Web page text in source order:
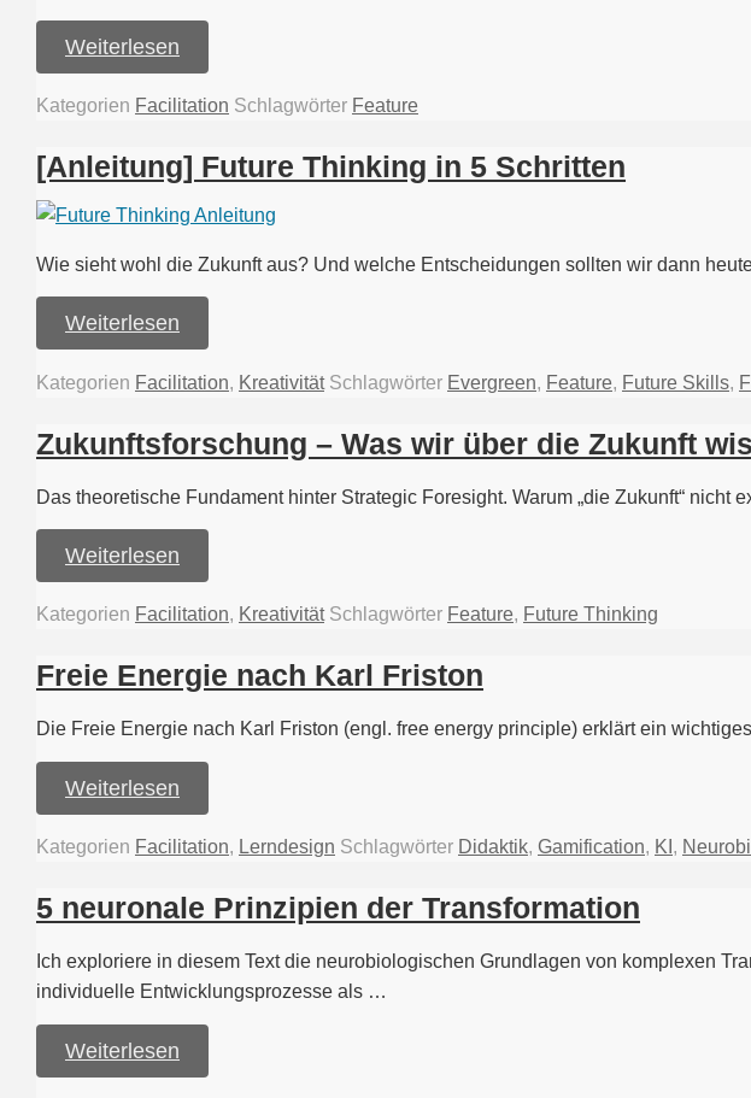
Weiterlesen
Kategorien Facilitation Schlagwörter Feature
[Anleitung] Future Thinking in 5 Schritten
Wie sieht wohl die Zukunft aus? Und welche Entscheidungen sollten wir dann
Weiterlesen
Kategorien Facilitation, Kreativität Schlagwörter Evergreen, Feature, Future Skills,
Zukunftsforschung – Was wir über die Zukunft
Das theoretische Fundament hinter Strategic Foresight. Warum „die Zukunft“
Weiterlesen
Kategorien Facilitation, Kreativität Schlagwörter Feature, Future Thinking
Freie Energie nach Karl Friston
Die Freie Energie nach Karl Friston (engl. free energy principle) erklärt ein
Weiterlesen
Kategorien Facilitation, Lerndesign Schlagwörter Didaktik, Gamification, KI ,
5 neuronale Prinzipien der Transformation
Ich exploriere in diesem Text die neurobiologischen Grundlagen von komplexen
individuelle Entwicklungsprozesse als …
Weiterlesen